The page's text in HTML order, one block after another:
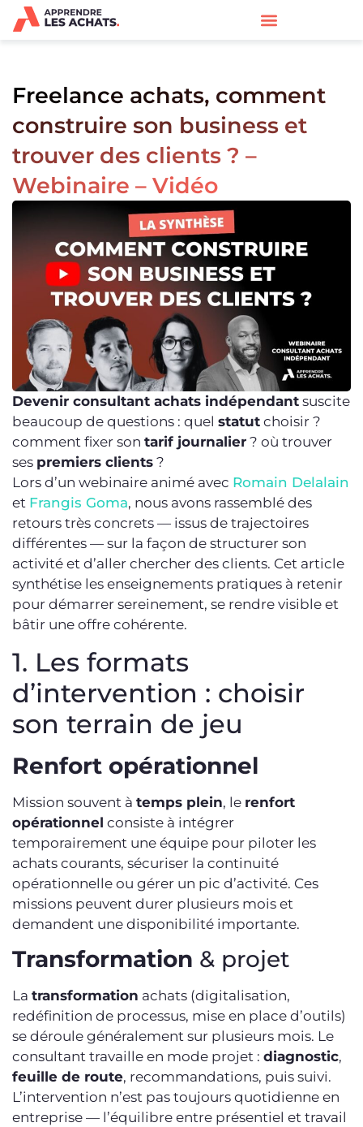
Freelance achats, comment
construire son business et
trouver des clients ? –
Webinaire – Vidéo
Devenir consultant achats indépendant suscite
beaucoup de questions : quel statut choisir ?
comment fixer son tarif journalier ? où trouver
ses premiers clients ?
Lors d’un webinaire animé avec Romain Delalain
et Frangis Goma, nous avons rassemblé des
retours très concrets — issus de trajectoires
différentes — sur la façon de structurer son
activité et d’aller chercher des clients. Cet article
synthétise les enseignements pratiques à retenir
pour démarrer sereinement, se rendre visible et
bâtir une offre cohérente.
1. Les formats
d’intervention : choisir
son terrain de jeu
Renfort opérationnel
Mission souvent à temps plein, le renfort
opérationnel consiste à intégrer
temporairement une équipe pour piloter les
achats courants, sécuriser la continuité
opérationnelle ou gérer un pic d’activité. Ces
missions peuvent durer plusieurs mois et
demandent une disponibilité importante.
Transformation & projet
La transformation achats (digitalisation,
redéfinition de processus, mise en place d’outils)
se déroule généralement sur plusieurs mois. Le
consultant travaille en mode projet : diagnostic,
feuille de route, recommandations, puis suivi.
L’intervention n’est pas toujours quotidienne en
entreprise — l’équilibre entre présentiel et travail